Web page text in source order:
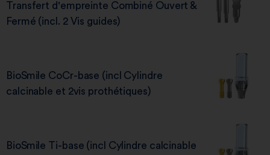
Transfert d'empreinte Combiné Ouvert &
Fermé (incl. 2 Vis guides)
BioSmile CoCr-base (incl Cylindre
calcinable et 2vis prothétiques)
BioSmile Ti-base (incl Cylindre calcinable